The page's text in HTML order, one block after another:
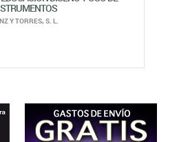
Y TORRES, S. L.